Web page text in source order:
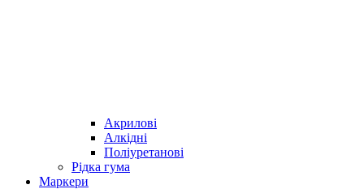
Акрилові
Алкідні
Поліуретанові
Рідка гума
Маркери